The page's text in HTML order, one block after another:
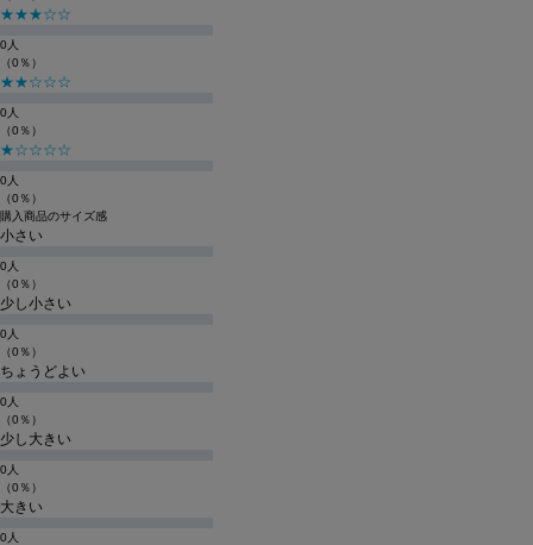
★★★☆☆
0人
（0％）
★★☆☆☆
0人
（0％）
★☆☆☆☆
0人
（0％）
購入商品のサイズ感
小さい
0人
（0％）
少し小さい
0人
（0％）
ちょうどよい
0人
（0％）
少し大きい
0人
（0％）
大きい
0人